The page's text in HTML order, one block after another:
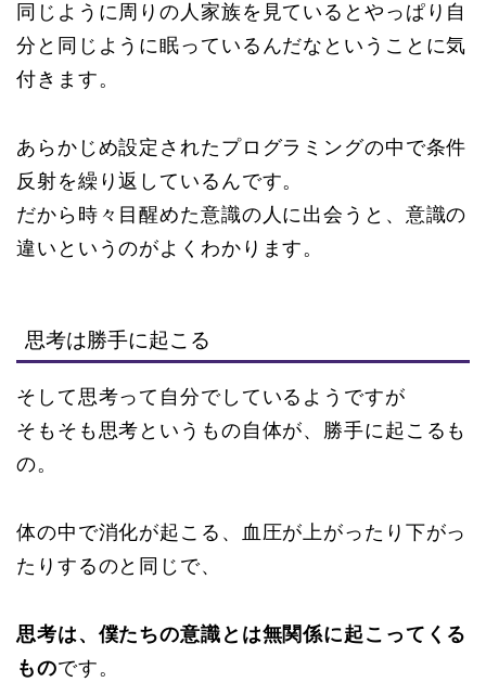
同じように周りの人家族を見ているとやっぱり自
分と同じように眠っているんだなということに気
付きます。
あらかじめ設定されたプログラミングの中で条件
反射を繰り返しているんです。
だから時々目醒めた意識の人に出会うと、意識の
違いというのがよくわかります。
思考は勝手に起こる
そして思考って自分でしているようですが
そもそも思考というもの自体が、勝手に起こるも
の。
体の中で消化が起こる、血圧が上がったり下がっ
たりするのと同じで、
思考は、僕たちの意識とは無関係に起こってくる
ものです。